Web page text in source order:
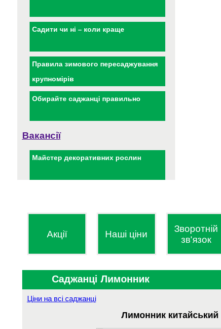
Садити чи ні – коли краще
Правила зимового пересаджування
крупномірів
Обирайте саджанці правильно
Вакансії
Майстер декоративних рослин
Акції Наші ціни
Зворотній
зв'язок
Саджанці Лимонник
Ціни на всі саджанці
Лимонник китайський